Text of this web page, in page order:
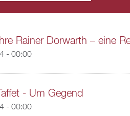
Rainer Dorwarth – eine
- 00:00
- Um Gegend
- 00:00